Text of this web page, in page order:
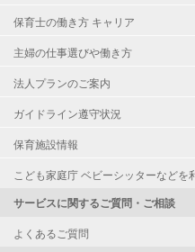
保育士の働き方 キャリア
主婦の仕事選びや働き方
法人プランのご案内
ガイドライン遵守状況
保育施設情報
こども家庭庁 ベビーシッターなどを
サービスに関するご質問・ご相談
よくあるご質問